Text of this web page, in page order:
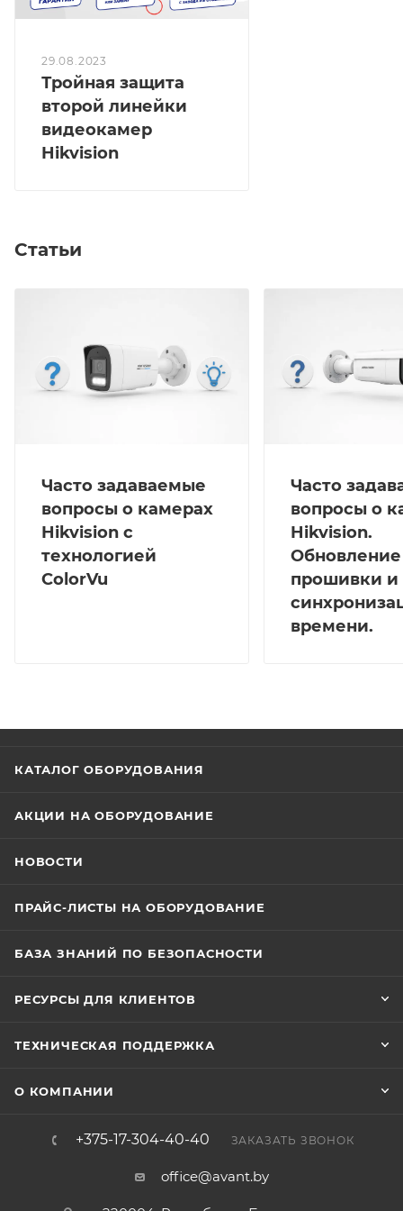
29.08.2023
Тройная защита
второй линейки
видеокамер
Hikvision
Статьи
Часто задаваемые
вопросы о камерах
Hikvision с
технологией
ColorVu
Часто
вопросы о
Hikvision.
Обновление
прошивки и
времени.
КАТАЛОГ ОБОРУДОВАНИЯ
АКЦИИ НА ОБОРУДОВАНИЕ
НОВОСТИ
ПРАЙС-ЛИСТЫ НА ОБОРУДОВАНИЕ
БАЗА ЗНАНИЙ ПО БЕЗОПАСНОСТИ
РЕСУРСЫ ДЛЯ КЛИЕНТОВ
ТЕХНИЧЕСКАЯ ПОДДЕРЖКА
О КОМПАНИИ
+375-17-304-40-40 ЗАКАЗАТЬ ЗВОНОК
office@avant.by